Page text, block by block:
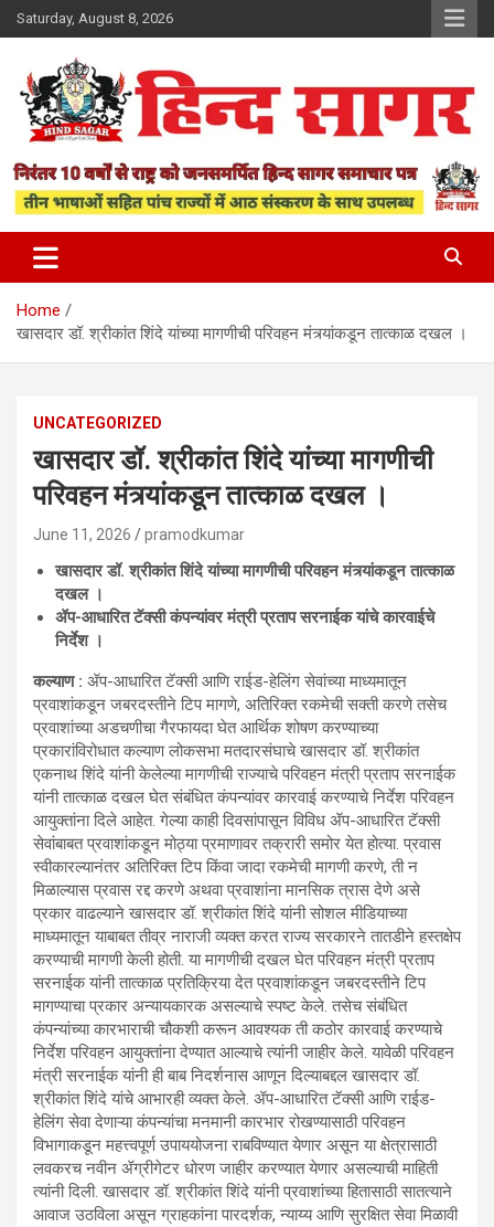
Skip
to
Saturday, August 8, 2026
Hind Sagar
Home
खासदार डॉ. श्रीकांत शिंदे यांच्या मागणीची परिवहन मंत्र्यांकडून तात्काळ दखल ।
UNCATEGORIZED
खासदार डॉ. श्रीकांत शिंदे यांच्या मागणीची
परिवहन मंत्र्यांकडून तात्काळ दखल ।
June 11, 2026 pramodkumar
खासदार डॉ. श्रीकांत शिंदे यांच्या मागणीची परिवहन मंत्र्यांकडून तात्काळ
दखल ।
ॲप-आधारित टॅक्सी कंपन्यांवर मंत्री प्रताप सरनाईक यांचे कारवाईचे
निर्देश ।
कल्याण : ॲप-आधारित टॅक्सी आणि राईड-हेलिंग सेवांच्या माध्यमातून
प्रवाशांकडून जबरदस्तीने टिप मागणे, अतिरिक्त रकमेची सक्ती करणे तसेच
प्रवाशांच्या अडचणीचा गैरफायदा घेत आर्थिक शोषण करण्याच्या
प्रकारांविरोधात कल्याण लोकसभा मतदारसंघाचे खासदार डॉ. श्रीकांत
एकनाथ शिंदे यांनी केलेल्या मागणीची राज्याचे परिवहन मंत्री प्रताप सरनाईक
यांनी तात्काळ दखल घेत संबंधित कंपन्यांवर कारवाई करण्याचे निर्देश परिवहन
आयुक्तांना दिले आहेत. गेल्या काही दिवसांपासून विविध ॲप-आधारित टॅक्सी
सेवांबाबत प्रवाशांकडून मोठ्या प्रमाणावर तक्रारी समोर येत होत्या. प्रवास
स्वीकारल्यानंतर अतिरिक्त टिप किंवा जादा रकमेची मागणी करणे, ती न
मिळाल्यास प्रवास रद्द करणे अथवा प्रवाशांना मानसिक त्रास देणे असे
प्रकार वाढल्याने खासदार डॉ. श्रीकांत शिंदे यांनी सोशल मीडियाच्या
माध्यमातून याबाबत तीव्र नाराजी व्यक्त करत राज्य सरकारने तातडीने हस्तक्षेप
करण्याची मागणी केली होती. या मागणीची दखल घेत परिवहन मंत्री प्रताप
सरनाईक यांनी तात्काळ प्रतिक्रिया देत प्रवाशांकडून जबरदस्तीने टिप
मागण्याचा प्रकार अन्यायकारक असल्याचे स्पष्ट केले. तसेच संबंधित
कंपन्यांच्या कारभाराची चौकशी करून आवश्यक ती कठोर कारवाई करण्याचे
निर्देश परिवहन आयुक्तांना देण्यात आल्याचे त्यांनी जाहीर केले. यावेळी परिवहन
मंत्री सरनाईक यांनी ही बाब निदर्शनास आणून दिल्याबद्दल खासदार डॉ.
श्रीकांत शिंदे यांचे आभारही व्यक्त केले. ॲप-आधारित टॅक्सी आणि राईड-
हेलिंग सेवा देणाऱ्या कंपन्यांचा मनमानी कारभार रोखण्यासाठी परिवहन
विभागाकडून महत्त्वपूर्ण उपाययोजना राबविण्यात येणार असून या क्षेत्रासाठी
लवकरच नवीन ॲग्रीगेटर धोरण जाहीर करण्यात येणार असल्याची माहिती
त्यांनी दिली. खासदार डॉ. श्रीकांत शिंदे यांनी प्रवाशांच्या हितासाठी सातत्याने
आवाज उठविला असून ग्राहकांना पारदर्शक, न्याय्य आणि सुरक्षित सेवा मिळावी